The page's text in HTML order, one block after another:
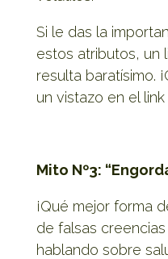
Si le das la
estos atributos, un
resulta baratísimo.
un vistazo en el
Mito Nº3:
¡Qué mejor forma
de falsas
hablando sobre